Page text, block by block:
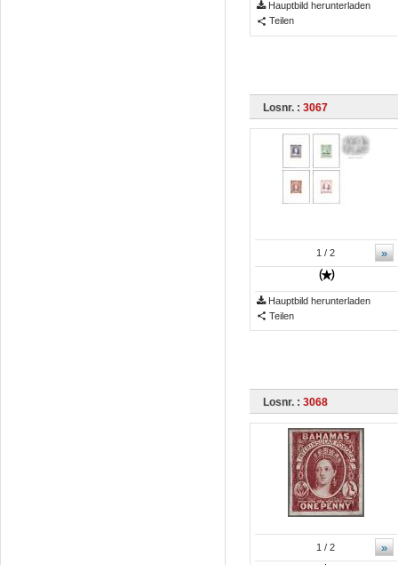
Hauptbild herunterladen
Teilen
Losnr. : 3067
»
1 / 2
Hauptbild herunterladen
Teilen
Losnr. : 3068
»
1 / 2